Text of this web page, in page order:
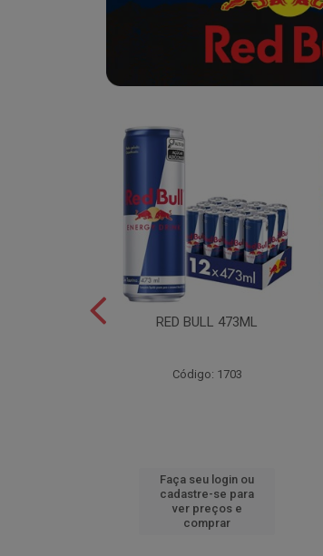
RED BULL 473ML
Código: 1703
Faça seu login ou
cadastre-se para
ver preços e
comprar